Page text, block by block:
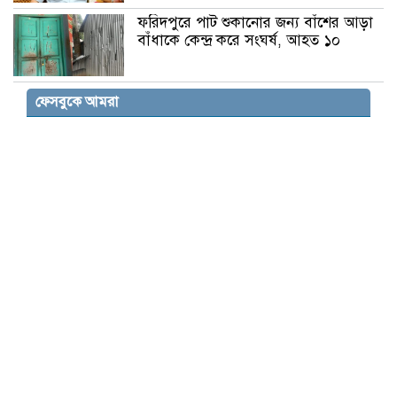
ফরিদপুরে পাট শুকানোর জন্য বাঁশের আড়া
বাঁধাকে কেন্দ্র করে সংঘর্ষ, আহত ১০
মাদকসহ ৯ মামলার আসামি যুবলীগ নেতা
ইউসুফ হাজরা গ্রেপ্তার
ফেসবুকে আমরা